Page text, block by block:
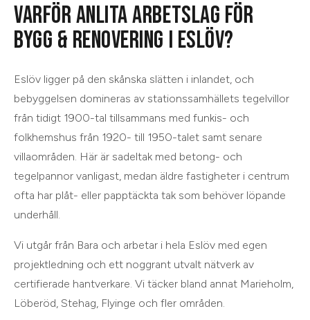
VARFÖR ANLITA ARBETSLAG FÖR
BYGG & RENOVERING I ESLÖV?
Eslöv ligger på den skånska slätten i inlandet, och
bebyggelsen domineras av stationssamhällets tegelvillor
från tidigt 1900-tal tillsammans med funkis- och
folkhemshus från 1920- till 1950-talet samt senare
villaområden. Här är sadeltak med betong- och
tegelpannor vanligast, medan äldre fastigheter i centrum
ofta har plåt- eller papptäckta tak som behöver löpande
underhåll.
Vi utgår från Bara och arbetar i hela Eslöv med egen
projektledning och ett noggrant utvalt nätverk av
certifierade hantverkare. Vi täcker bland annat Marieholm,
Löberöd, Stehag, Flyinge och fler områden.